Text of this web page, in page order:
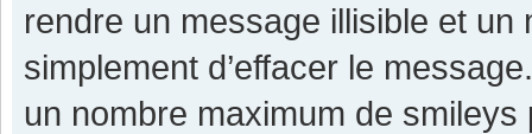
rendre un message illisible et
simplement d’effacer le
un nombre maximum de smileys